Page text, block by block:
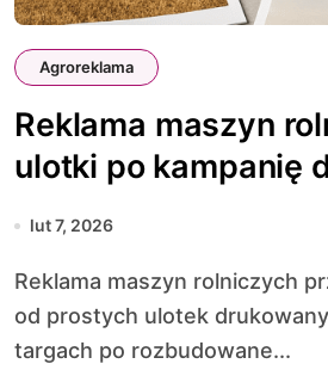
Agroreklama
Reklama maszyn
ulotki po kampanię
lut 7, 2026
Reklama maszyn rolniczych przeszła długą drogę
od prostych ulotek
targach po rozbudowane...